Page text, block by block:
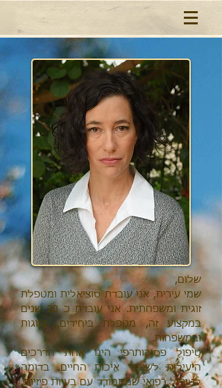
שלום,
שמי עירית, אני עובדת סוציאלית ומטפלת
זוגית ומשפחתית. אני עובדת כ 20 שנים
במקצוע זה, מטפלת ביחידים, בזוגות
ובמשפחות.
טיפול פסיכותרפי הינו אחת הדרכים
היעילות לשיפור איכות החיים. בדומה
לטיפול רפואי שמתמודד עם בעיות פיזיות,